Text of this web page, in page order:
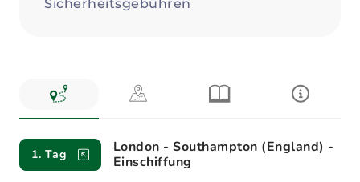
Sicherheitsgebühren
Reiseverlauf
1. Tag
London - Southampton (England) -
Einschiffung